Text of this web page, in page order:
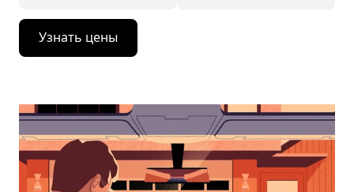
Нажмите
стрелку
вниз,
календарю
выбрать
дату.
Чтобы
закрыть
Узнать цены